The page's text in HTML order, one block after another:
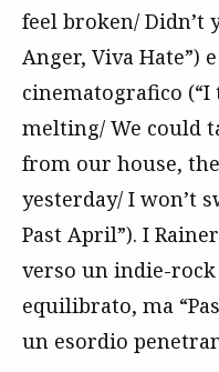
feel broken/ Didn’t
Anger, Viva Hate”)
cinematografico
melting/ We could
from our house,
yesterday/ I won’t
Past April”). I
verso un indie-
equilibrato, ma
un esordio